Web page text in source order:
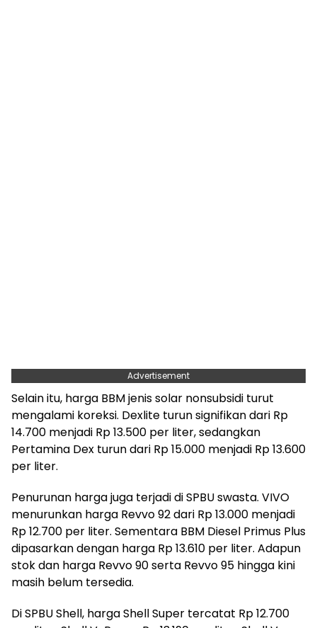
Advertisement
Selain itu, harga BBM jenis solar nonsubsidi turut
mengalami koreksi. Dexlite turun signifikan dari Rp
14.700 menjadi Rp 13.500 per liter, sedangkan
Pertamina Dex turun dari Rp 15.000 menjadi Rp 13.600
per liter.
Penurunan harga juga terjadi di SPBU swasta. VIVO
menurunkan harga Revvo 92 dari Rp 13.000 menjadi
Rp 12.700 per liter. Sementara BBM Diesel Primus Plus
dipasarkan dengan harga Rp 13.610 per liter. Adapun
stok dan harga Revvo 90 serta Revvo 95 hingga kini
masih belum tersedia.
Di SPBU Shell, harga Shell Super tercatat Rp 12.700